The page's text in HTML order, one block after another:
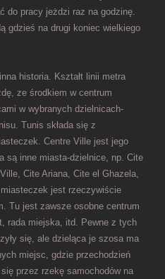
do pracy jeżdzi raz na godzinę.
gdzieś na drugi koniec wielkiego
historia. Kształt linii metra
ze środkiem w centrum
w wybranych dzielnicach-
Tunis składa się z
Centre Ville jest jego
są inne miasta-dzielnice, np. Cite
Cite Ariana, Cite el Ghazela,
jest rzeczywiście
Tu jest zawsze osobne centrum
rada miejska, itd. Pewne z tych
się, ale dzieląca je szosa ma
miejsc, gdzie przechodzień
przez rzekę samochodów na